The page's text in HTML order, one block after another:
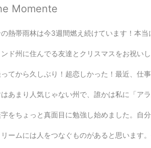
EN
Taka
Momente
林は今3週間燃え続けています！本当に、怒って悲しい感じてる。。 ノートルダムが燃
住んでる友達とクリスマスをお祝いしました。友達と私の写真を撮りながら、、彼女の息
久しぶり！超恋しかった！最近、仕事の後、家に帰る前時、リラックスのために近所
人気じゃない州で、誰かは私に「アラバマにはなにがありますか？」を聞いる時、いつ
っと真面目に勉強し始めました。自分の職業の漢字を勉強しました。私は「理学療法士
は人をつなぐものがあると思います。何歳でも、アイスクリームを食べるのことは若い